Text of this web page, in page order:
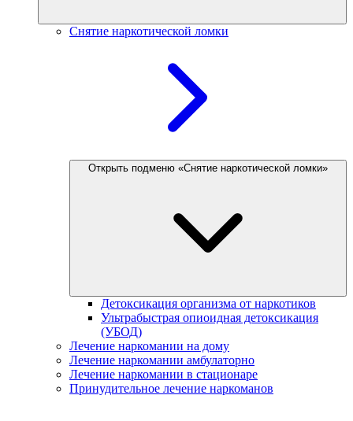
Снятие наркотической ломки
Открыть подменю «Снятие наркотической ломки»
Детоксикация организма от наркотиков
Ультрабыстрая опиоидная детоксикация
(УБОД)
Лечение наркомании на дому
Лечение наркомании амбулаторно
Лечение наркомании в стационаре
Принудительное лечение наркоманов